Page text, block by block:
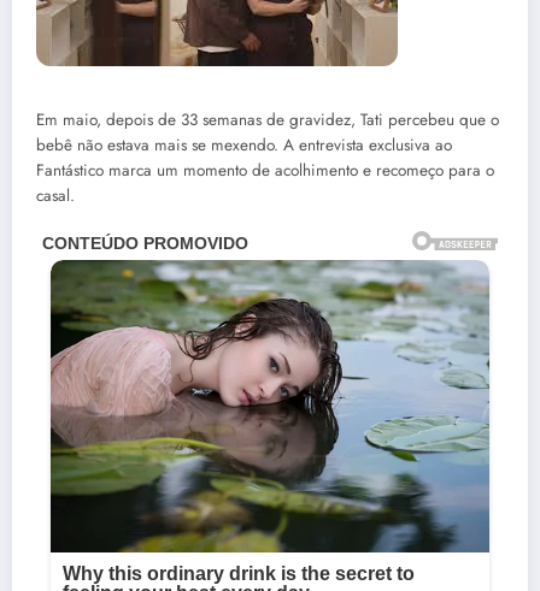
Em maio, depois de 33 semanas de gravidez, Tati percebeu que o
bebê não estava mais se mexendo. A entrevista exclusiva ao
Fantástico marca um momento de acolhimento e recomeço para o
casal.